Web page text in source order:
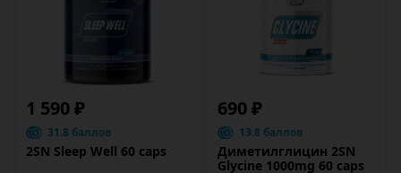
1 590 ₽
31.8 баллов
2SN Sleep Well 60 caps
690 ₽
13.8 баллов
Диметилглицин 2SN
Glycine 1000mg 60 caps